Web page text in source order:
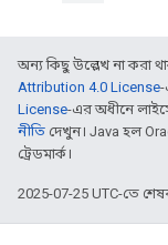
অন্য কিছু উল্লেখ না করা
Attribution 4.0 License-
License-এর অধীনে
নীতি দেখুন। Java হল
ট্রেডমার্ক।
2025-07-25 UTC-তে